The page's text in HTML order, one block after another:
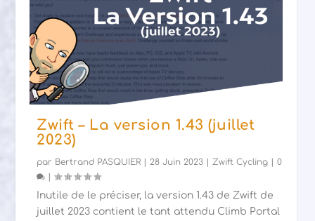
Zwift – La version 1.43 (juillet
2023)
par Bertrand PASQUIER | 28 Juin 2023 | Zwift Cycling |0
|
Inutile de le préciser, la version 1.43 de Zwift de
juillet 2023 contient le tant attendu Climb Portal